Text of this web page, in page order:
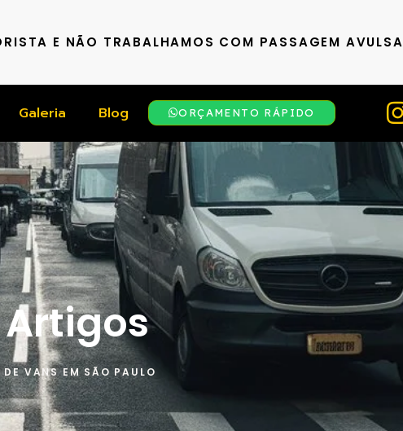
E NÃO TRABALHAMOS COM PASSAGEM AVULSA
Galeria Blog ORÇAMENTO RÁPIDO
DE VANS EM SÃO PAULO